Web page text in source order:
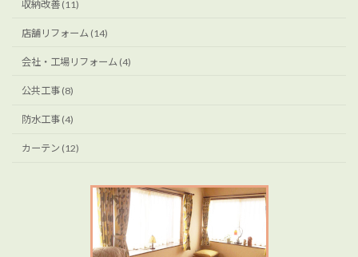
収納改善 (11)
店舗リフォーム (14)
会社・工場リフォーム (4)
公共工事 (8)
防水工事 (4)
カーテン (12)